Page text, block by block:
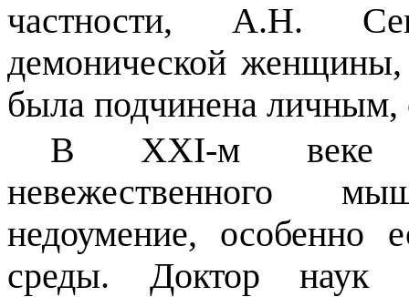
частности, А.Н.
демонической женщины,
была подчинена личным,
ВXXI-м веке
невежественного
недоумение, особенно
среды. Доктор наук